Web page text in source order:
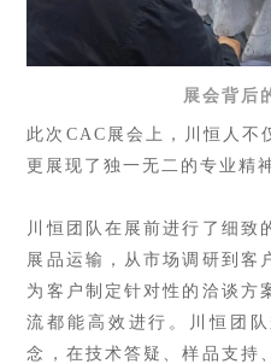
展会背后
此次CAC展会上，川恒人不
更展现了独一无二的专业精
川恒团队在展前进行了细致
展品运输，从市场调研到客
为客户制定针对性的洽谈方
流都能高效进行。川恒团
念，在技术答疑、样品支持